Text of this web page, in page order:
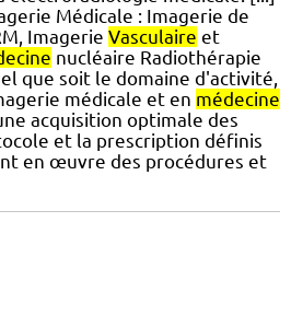
Médicale : Imagerie de
Imagerie Vasculaire et
nucléaire Radiothérapie
que soit le domaine d'activité,
médicale et en médecine
acquisition optimale des
et la prescription définis
en œuvre des procédures et